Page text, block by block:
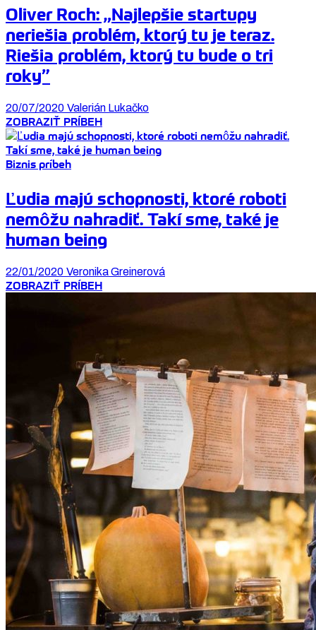
Oliver Roch: „Najlepšie startupy
neriešia problém, ktorý tu je teraz.
Riešia problém, ktorý tu bude o tri
roky”
20/07/2020 Valerián Lukačko
ZOBRAZIŤ PRÍBEH
Biznis príbeh
Ľudia majú schopnosti, ktoré roboti
nemôžu nahradiť. Takí sme, také je
human being
22/01/2020 Veronika Greinerová
ZOBRAZIŤ PRÍBEH